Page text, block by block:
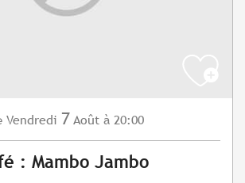
Vendredi 7 Août à 20:00
: Mambo Jambo